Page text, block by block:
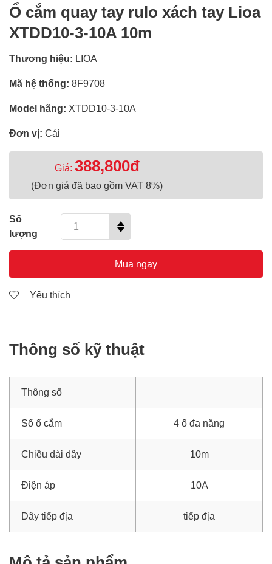
Ổ cắm quay tay rulo xách tay Lioa
XTDD10-3-10A 10m
Thương hiệu: LIOA
Mã hệ thống: 8F9708
Model hãng: XTDD10-3-10A
Đơn vị: Cái
Giá: 388,800đ
(Đơn giá đã bao gồm VAT 8%)
Số
lượng
Mua ngay
Yêu thích
Thông số kỹ thuật
Thông số
Số ổ cắm 4 ổ đa năng
Chiều dài dây 10m
Điện áp 10A
Dây tiếp địa tiếp địa